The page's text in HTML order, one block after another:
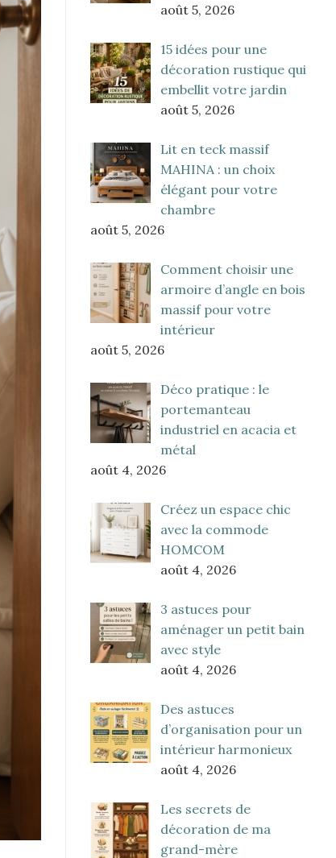
août 5, 2026
15 idées pour une
décoration rustique qui
embellit votre jardin
août 5, 2026
Lit en teck massif
MAHINA : un choix
élégant pour votre
chambre
août 5, 2026
Comment choisir une
armoire d’angle en bois
massif pour votre
intérieur
août 5, 2026
Déco pratique : le
portemanteau
industriel en acacia et
métal
août 4, 2026
Créez un espace chic
avec la commode
HOMCOM
août 4, 2026
3 astuces pour
aménager un petit bain
avec style
août 4, 2026
Des astuces
d’organisation pour un
intérieur harmonieux
août 4, 2026
Les secrets de
décoration de ma
grand-mère